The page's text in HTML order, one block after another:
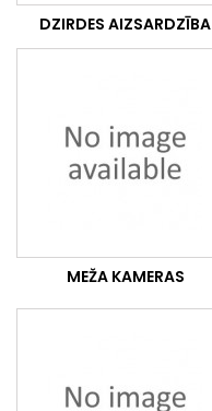
DZIRDES AIZSARDZĪBA
MEŽA KAMERAS